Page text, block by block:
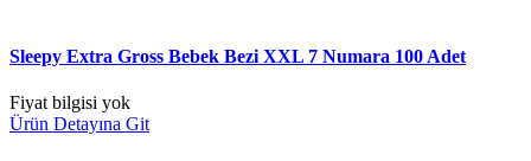
Sleepy Extra Gross Bebek Bezi XXL 7 Numara 100 Adet
Fiyat bilgisi yok
Ürün Detayına Git